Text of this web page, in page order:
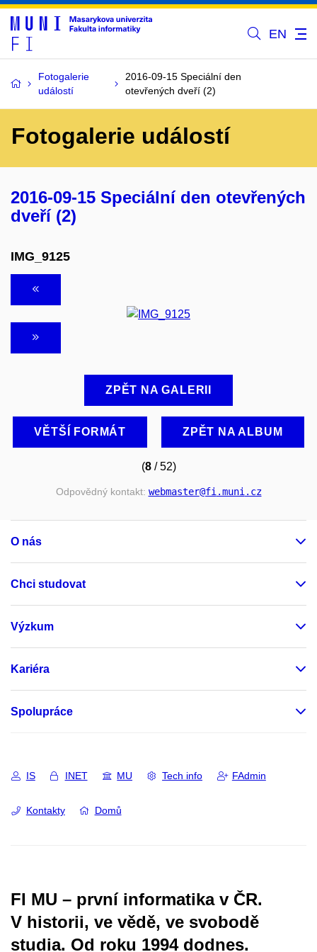
EN
Fotogalerie
událostí
2016-09-15 Speciální den
otevřených dveří (2)
Fotogalerie událostí
2016-09-15 Speciální den otevřených
dveří (2)
IMG_9125
ZPĚT NA GALERII
VĚTŠÍ FORMÁT ZPĚT NA ALBUM
(8/ 52)
Odpovědný kontakt: webmaster@fi.muni.cz
O nás
Chci studovat
Výzkum
Kariéra
Spolupráce
IS INET MU Tech info FAdmin
Kontakty Domů
FI MU – první informatika v ČR.
V historii, ve vědě, ve svobodě
studia. Od roku 1994 dodnes.